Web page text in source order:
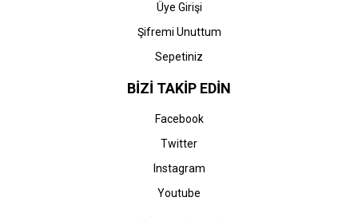
Üye Girişi
Şifremi Unuttum
Sepetiniz
BİZİ TAKİP EDİN
Facebook
Twitter
Instagram
Youtube